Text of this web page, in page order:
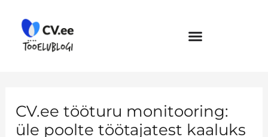
content
CV.ee tööturu monitooring:
üle poolte töötajatest kaaluks